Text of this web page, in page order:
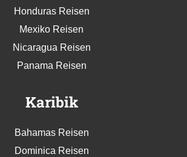
Honduras Reisen
Mexiko Reisen
Nicaragua Reisen
Panama Reisen
Karibik
Bahamas Reisen
Dominica Reisen